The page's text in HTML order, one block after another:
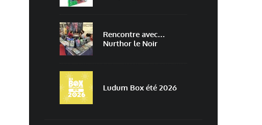
Rencontre avec…
Nurthor le Noir
Ludum Box été 2026